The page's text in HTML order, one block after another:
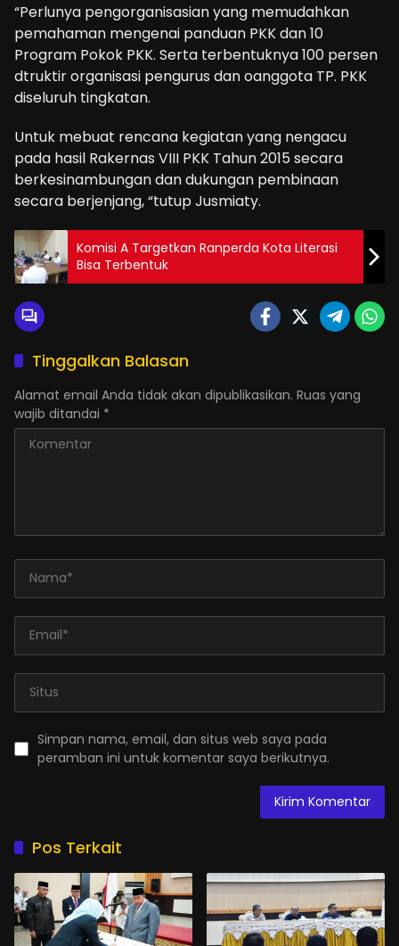
“Perlunya pengorganisasian yang memudahkan
pemahaman mengenai panduan PKK dan 10
Program Pokok PKK. Serta terbentuknya 100 persen
dtruktir organisasi pengurus dan oanggota TP. PKK
diseluruh tingkatan.
Untuk mebuat rencana kegiatan yang nengacu
pada hasil Rakernas VIII PKK Tahun 2015 secara
berkesinambungan dan dukungan pembinaan
secara berjenjang, “tutup Jusmiaty.
Komisi A Targetkan Ranperda Kota Literasi
Bisa Terbentuk
Tinggalkan Balasan
Alamat email Anda tidak akan dipublikasikan. Ruas yang
wajib ditandai *
Simpan nama, email, dan situs web saya pada
peramban ini untuk komentar saya berikutnya.
Pos Terkait